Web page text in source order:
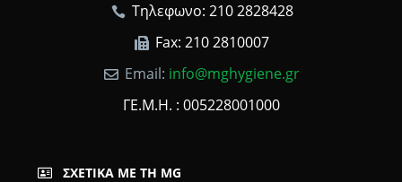
Τηλεφωνο: 210 2828428
Fax: 210 2810007
Email: info@mghygiene.gr
ΓΕ.Μ.Η. : 005228001000
ΣΧΕΤΙΚΆ ΜΕ ΤΗ MG